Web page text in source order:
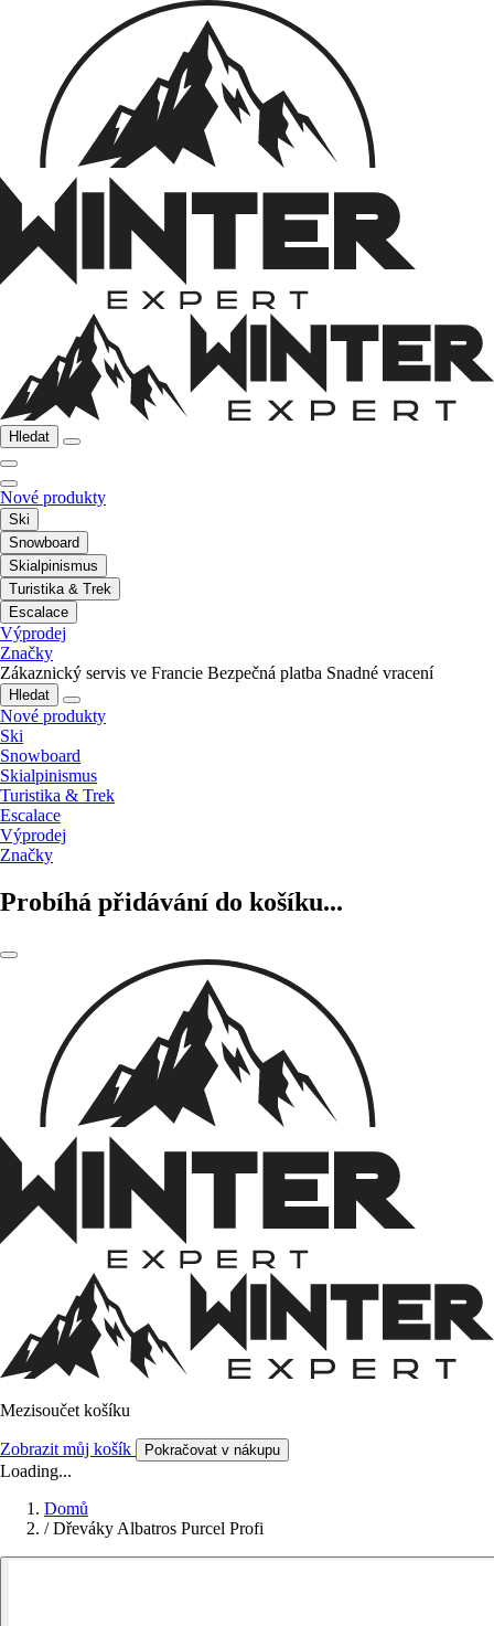
Hledat
Nové produkty
Ski
Snowboard
Skialpinismus
Turistika & Trek
Escalace
Výprodej
Značky
Zákaznický servis ve Francie Bezpečná platba Snadné vracení
Hledat
Nové produkty
Ski
Snowboard
Skialpinismus
Turistika & Trek
Escalace
Výprodej
Značky
Probíhá přidávání do košíku...
Mezisoučet košíku
Zobrazit můj košík Pokračovat v nákupu
Loading...
Domů
/ Dřeváky Albatros Purcel Profi